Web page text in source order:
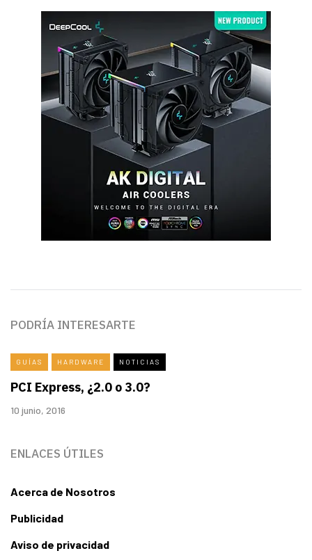
PODRÍA INTERESARTE
GUÍAS HARDWARE NOTICIAS
PCI Express, ¿2.0 o 3.0?
10 junio, 2016
ENLACES ÚTILES
Acerca de Nosotros
Publicidad
Aviso de privacidad